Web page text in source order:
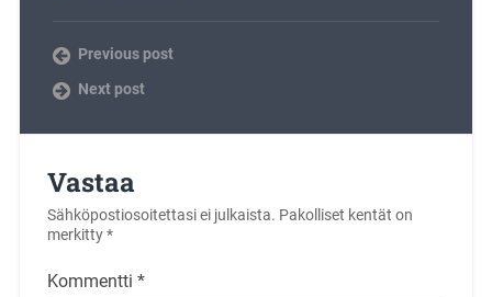
Previous post
Next post
Vastaa
Sähköpostiosoitettasi ei julkaista. Pakolliset kentät on
merkitty*
Kommentti *